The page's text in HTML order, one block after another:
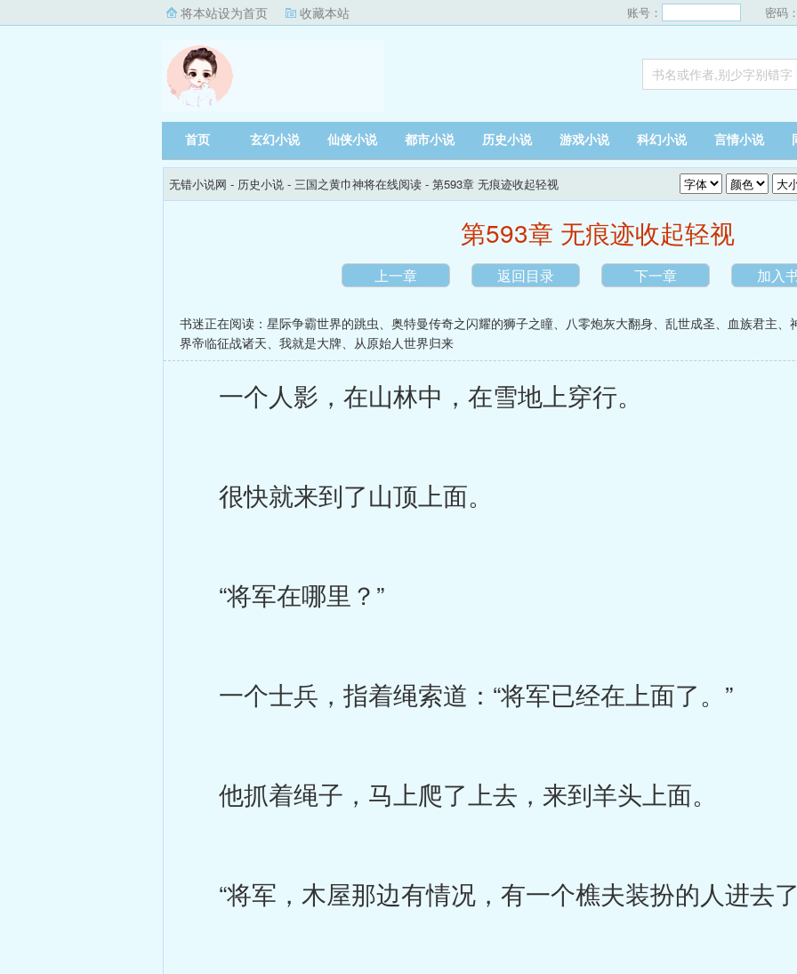
将本站设为首页 收藏本站 账号： 密码
首页 玄幻小说 仙侠小说 都市小说 历史小说 游戏小说 科幻小说 言情小说
无错小说网 - 历史小说 - 三国之黄巾神将在线阅读 - 第593章 无痕迹收起轻视
第593章 无痕迹收起轻视
上一章 返回目录 下一章 加入
书迷正在阅读： 星际争霸世界的跳虫、 奥特曼传奇之闪耀的狮子之瞳、 八零炮灰大翻身、 乱世成圣、 血族君主、
界帝临征战诸天、 我就是大牌、 从原始人世界归来
一个人影，在山林中，在雪地上穿行。
很快就来到了山顶上面。
“将军在哪里？”
一个士兵，指着绳索道：“将军已经在上面了。”
他抓着绳子，马上爬了上去，来到羊头上面。
“将军，木屋那边有情况，有一个樵夫装扮的人进去